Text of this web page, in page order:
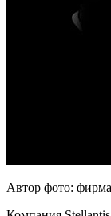
Автор фото: